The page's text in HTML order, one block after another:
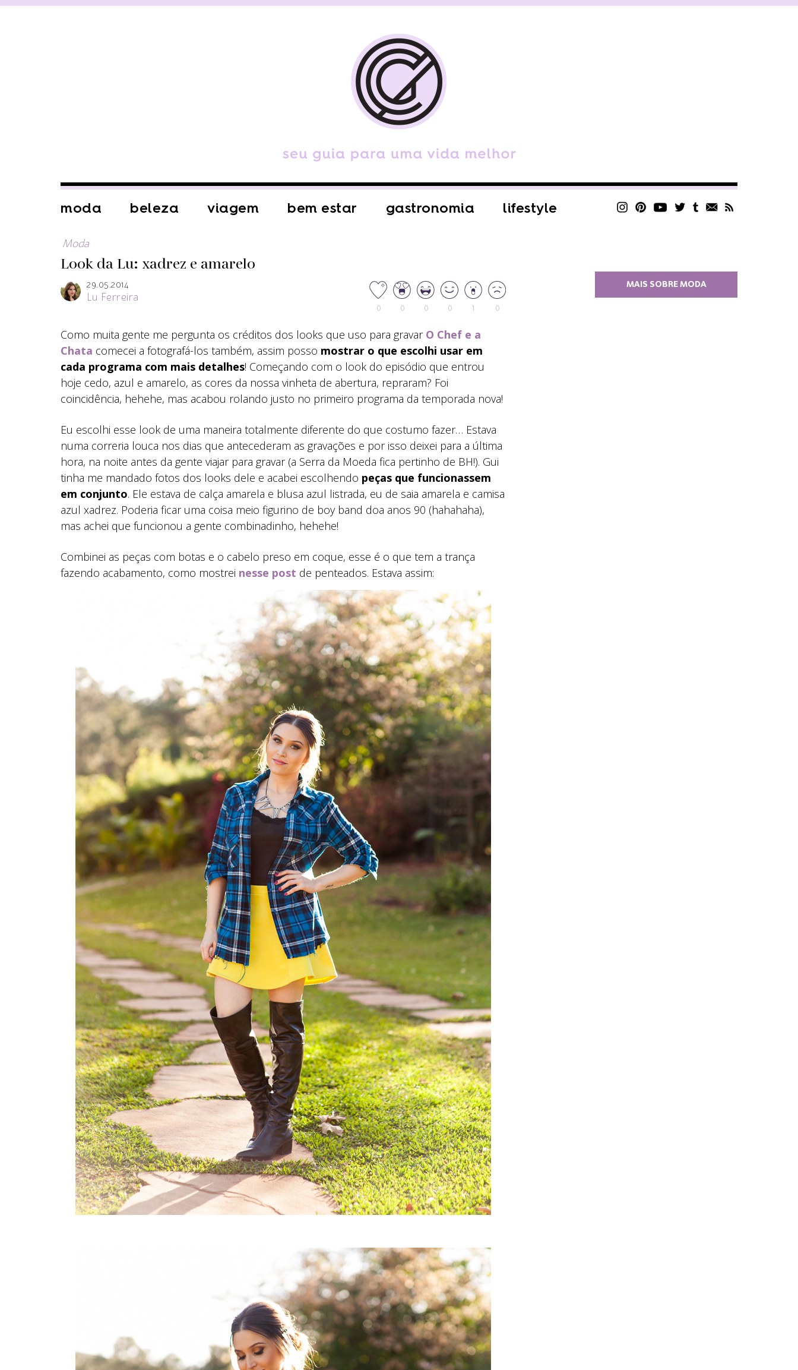
moda beleza viagem bem estar gastronomia lifestyle
Moda
Look da Lu: xadrez e amarelo
29.05.2014
Lu Ferreira
0 0 0 0 1 0
Como muita gente me pergunta os créditos dos looks que uso para gravar O Chef e a
Chata comecei a fotografá-los também, assim posso mostrar o que escolhi usar em
cada programa com mais detalhes! Começando com o look do episódio que entrou
hoje cedo, azul e amarelo, as cores da nossa vinheta de abertura, repraram? Foi
coincidência, hehehe, mas acabou rolando justo no primeiro programa da temporada nova!
Eu escolhi esse look de uma maneira totalmente diferente do que costumo fazer… Estava
numa correria louca nos dias que antecederam as gravações e por isso deixei para a última
hora, na noite antes da gente viajar para gravar (a Serra da Moeda fica pertinho de BH!). Gui
tinha me mandado fotos dos looks dele e acabei escolhendo peças que funcionassem
em conjunto. Ele estava de calça amarela e blusa azul listrada, eu de saia amarela e camisa
azul xadrez. Poderia ficar uma coisa meio figurino de boy band doa anos 90 (hahahaha),
mas achei que funcionou a gente combinadinho, hehehe!
Combinei as peças com botas e o cabelo preso em coque, esse é o que tem a trança
fazendo acabamento, como mostrei nesse post de penteados. Estava assim:
MAIS SOBRE MODA